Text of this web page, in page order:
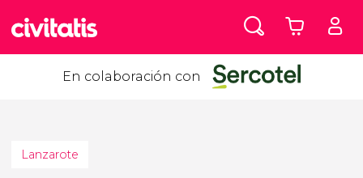
En colaboración con
Lanzarote